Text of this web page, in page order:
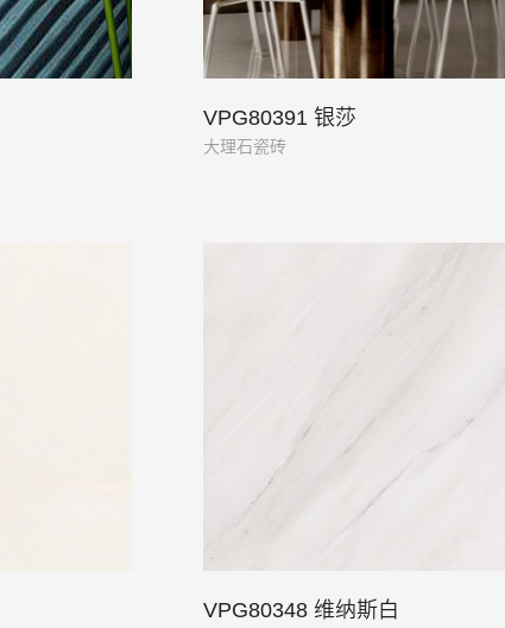
VPG80391 银莎
大理石瓷砖
VPG80348 维纳斯白